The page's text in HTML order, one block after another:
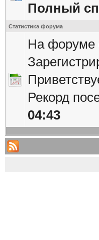
Полный
Статистика форума
На форуме
Рекорд
04:43